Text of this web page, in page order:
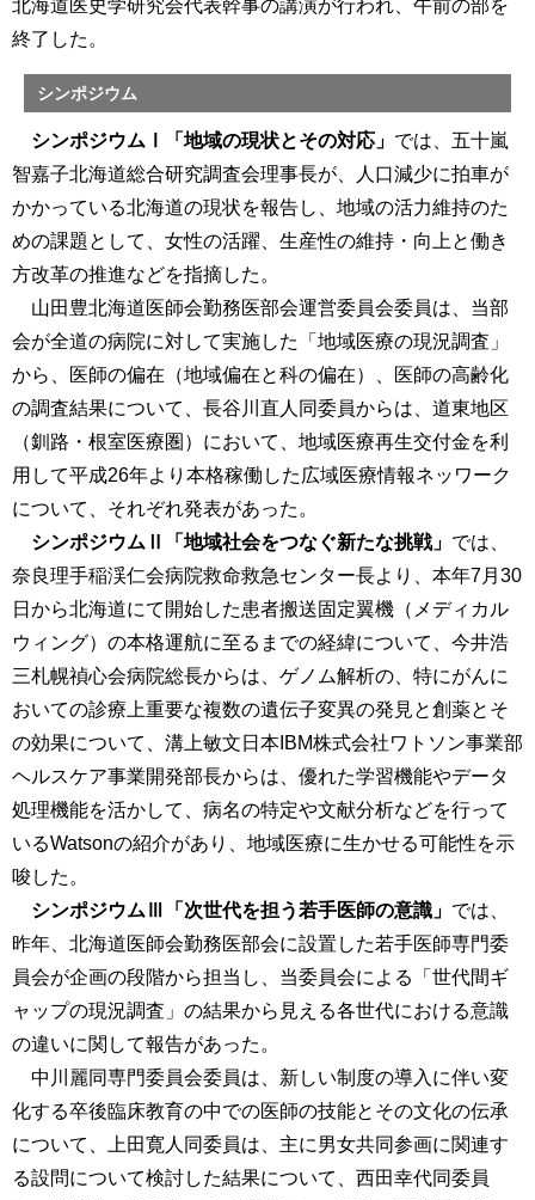
北海道医史学研究会代表幹事の講演が行われ、午前の部を
終了した。
シンポジウム
シンポジウムⅠ「地域の現状とその対応」 では、五十嵐
智嘉子北海道総合研究調査会理事長が、人口減少に拍車が
かかっている北海道の現状を報告し、地域の活力維持のた
めの課題として、女性の活躍、生産性の維持・向上と働き
方改革の推進などを指摘した。
山田豊北海道医師会勤務医部会運営委員会委員は、当部
会が全道の病院に対して実施した「地域医療の現況調査」
から、医師の偏在（地域偏在と科の偏在）、医師の高齢化
の調査結果について、長谷川直人同委員からは、道東地区
（釧路・根室医療圏）において、地域医療再生交付金を利
用して平成26年より本格稼働した広域医療情報ネッワーク
について、それぞれ発表があった。
シンポジウムⅡ「地域社会をつなぐ新たな挑戦」 では、
奈良理手稲渓仁会病院救命救急センター長より、本年7月30
日から北海道にて開始した患者搬送固定翼機（メディカル
ウィング）の本格運航に至るまでの経緯について、今井浩
三札幌禎心会病院総長からは、ゲノム解析の、特にがんに
おいての診療上重要な複数の遺伝子変異の発見と創薬とそ
の効果について、溝上敏文日本IBM株式会社ワトソン事業部
ヘルスケア事業開発部長からは、優れた学習機能やデータ
処理機能を活かして、病名の特定や文献分析などを行って
いるWatsonの紹介があり、地域医療に生かせる可能性を示
唆した。
シンポジウムⅢ「次世代を担う若手医師の意識」 では、
昨年、北海道医師会勤務医部会に設置した若手医師専門委
員会が企画の段階から担当し、当委員会による「世代間ギ
ャップの現況調査」の結果から見える各世代における意識
の違いに関して報告があった。
中川麗同専門委員会委員は、新しい制度の導入に伴い変
化する卒後臨床教育の中での医師の技能とその文化の伝承
について、上田寛人同委員は、主に男女共同参画に関連す
る設問について検討した結果について、西田幸代同委員